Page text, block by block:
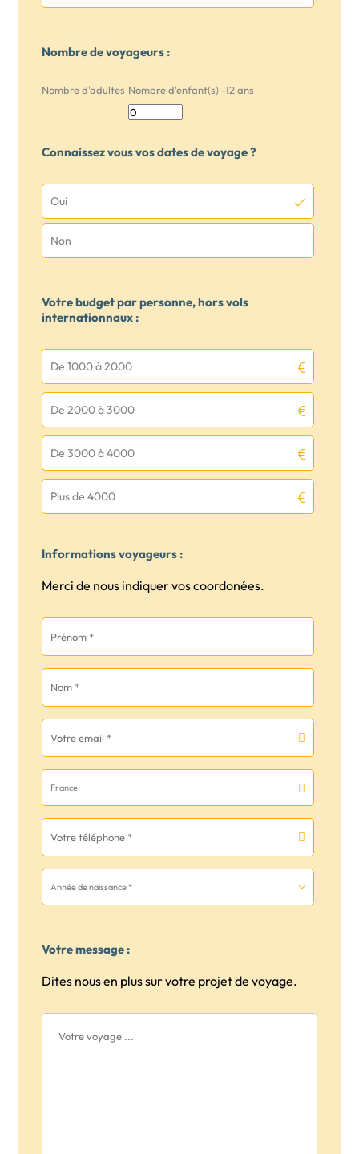
Nombre de voyageurs :
Nombre d'adultes Nombre d'enfant(s) -12 ans
Connaissez vous vos dates de voyage ?
Oui
Non
Votre budget par personne, hors vols
internationnaux :
De 1000 à 2000
De 2000 à 3000
De 3000 à 4000
Plus de 4000
Informations voyageurs :
Merci de nous indiquer vos coordonées.
Votre message :
Dites nous en plus sur votre projet de voyage.